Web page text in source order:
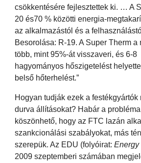
csökkentésére fejlesztettek ki. … A
20 és70 % közötti energia-
az alkalmazástól és a
Besorolása: R-19. A Super Therm
több, mint 95%-át visszaveri, és 6-8
hagyományos hőszigetelést
belső hőterhelést.”
Hogyan tudják ezek a
durva állításokat? Habár a
köszönhető, hogy az FTC lazán
szankcionálási szabályokat, más
szerepük. Az EDU (folyóirat: Energy
2009 szeptemberi számában